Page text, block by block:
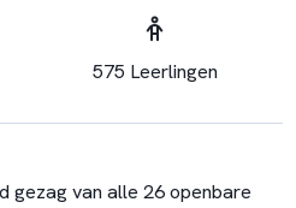
575 Leerlingen
gezag van alle 26 openbare